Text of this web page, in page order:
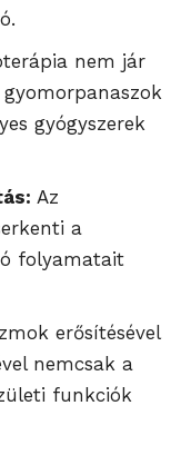
nem jár
gyógyszerek
Az
a
folyamatait
erősítésével
nemcsak a
funkciók